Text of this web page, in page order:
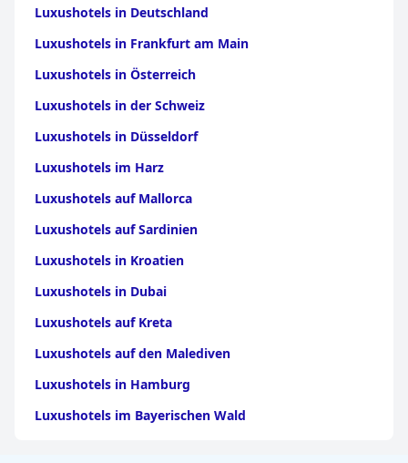
Luxushotels in Deutschland
Luxushotels in Frankfurt am Main
Luxushotels in Österreich
Luxushotels in der Schweiz
Luxushotels in Düsseldorf
Luxushotels im Harz
Luxushotels auf Mallorca
Luxushotels auf Sardinien
Luxushotels in Kroatien
Luxushotels in Dubai
Luxushotels auf Kreta
Luxushotels auf den Malediven
Luxushotels in Hamburg
Luxushotels im Bayerischen Wald